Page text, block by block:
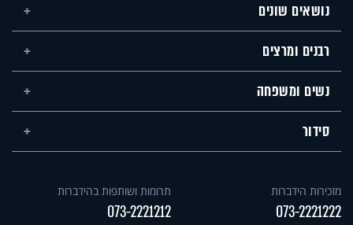
נושאים שונים
רבנים ומרצים
נשים ומשפחה
סידור
מזכירות הידברות
073-2221222
תרומות ושותפות בהידברות
073-2221212